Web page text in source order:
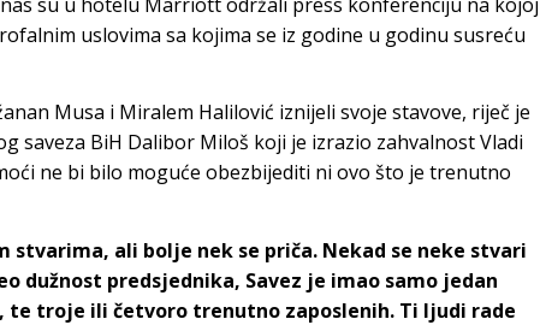
uslovima sa kojima se iz godine u godinu susreću
Musa i Miralem Halilović iznijeli svoje stavove, riječ je
saveza BiH Dalibor Miloš koji je izrazio zahvalnost Vladi
ne bi bilo moguće obezbijediti ni ovo što je trenutno
stvarima, ali bolje nek se priča. Nekad se neke stvari
dužnost predsjednika, Savez je imao samo jedan
te troje ili četvoro trenutno zaposlenih. Ti ljudi rade